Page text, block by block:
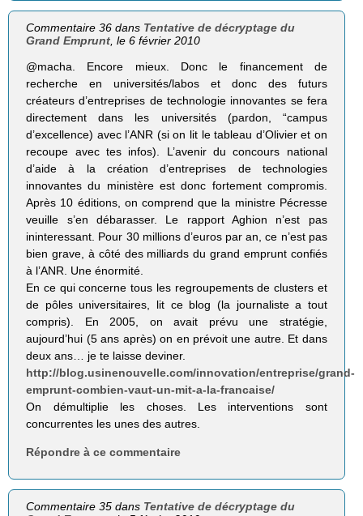
Commentaire 36 dans Tentative de décryptage du
Grand Emprunt , le 6 février 2010
@macha. Encore mieux. Donc le financement de
recherche en universités/labos et donc des futurs
créateurs d’entreprises de technologie innovantes se fera
directement dans les universités (pardon, “campus
d’excellence) avec l’ANR (si on lit le tableau d’Olivier et on
recoupe avec tes infos). L’avenir du concours national
d’aide à la création d’entreprises de technologies
innovantes du ministère est donc fortement compromis.
Après 10 éditions, on comprend que la ministre Pécresse
veuille s’en débarasser. Le rapport Aghion n’est pas
ininteressant. Pour 30 millions d’euros par an, ce n’est pas
bien grave, à côté des milliards du grand emprunt confiés
à l’ANR. Une énormité.
En ce qui concerne tous les regroupements de clusters et
de pôles universitaires, lit ce blog (la journaliste a tout
compris). En 2005, on avait prévu une stratégie,
aujourd’hui (5 ans après) on en prévoit une autre. Et dans
deux ans… je te laisse deviner.
http://blog.usinenouvelle.com/innovation/entreprise/grand-
emprunt-combien-vaut-un-mit-a-la-francaise/
On démultiplie les choses. Les interventions sont
concurrentes les unes des autres.
Répondre à ce commentaire
Commentaire 35 dans Tentative de décryptage du